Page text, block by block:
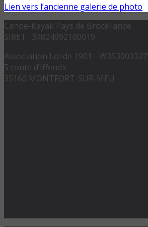
Lien vers l’ancienne galerie de photo
Canoë-Kayak Pays de Brocéliande
SIRET : 34824992100019
Association Loi de 1901 - W353003327
5 route d’Iffendic
35160 MONTFORT-SUR-MEU